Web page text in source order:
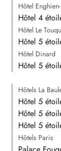
Hôtel
Hôtel 4
Hôtel Le
Hôtel 5
Hôtel Dinard
Hôtel 5
Hôtels La
Hôtel 5
Hôtel 5
Hôtel 5
Hôtels Paris